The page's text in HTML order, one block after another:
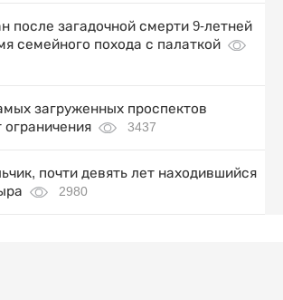
после загадочной смерти 9-летней
семейного похода с палаткой
загруженных проспектов
3437
почти девять лет находившийся
2980